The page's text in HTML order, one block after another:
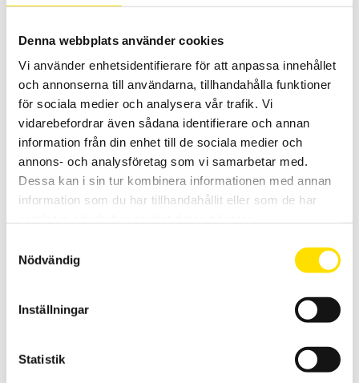
Denna webbplats använder cookies
Vi använder enhetsidentifierare för att anpassa innehållet
och annonserna till användarna, tillhandahålla funktioner
för sociala medier och analysera vår trafik. Vi
vidarebefordrar även sådana identifierare och annan
information från din enhet till de sociala medier och
annons- och analysföretag som vi samarbetar med.
Dessa kan i sin tur kombinera informationen med annan
information som du har tillhandahållit eller som de har
Nödvändig
Inställningar
Statistik
39,795.00krDet
priset
var:
21,900.00krDet
är:
LÄS MER
CA8436 3-fas Energianalys IP67
Komplett elnätanalysator med IP67 kapslingsklass för transient-